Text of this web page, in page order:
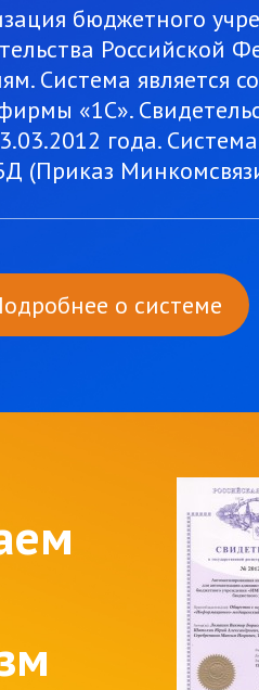
бюджетного
Российской
Система является
«1С».
года. Система
(Приказ
о системе